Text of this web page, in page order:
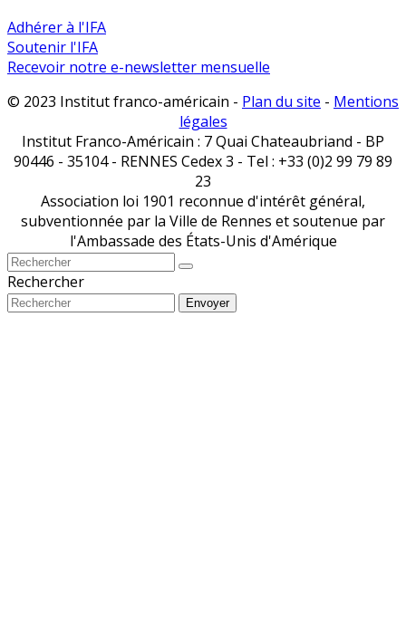
Adhérer à l'IFA
Soutenir l'IFA
Recevoir notre e-newsletter mensuelle
© 2023 Institut franco-américain - Plan du site - Mentions
légales
Institut Franco-Américain : 7 Quai Chateaubriand - BP
90446 - 35104 - RENNES Cedex 3 - Tel : +33 (0)2 99 79 89
23
Association loi 1901 reconnue d'intérêt général,
subventionnée par la Ville de Rennes et soutenue par
l'Ambassade des États-Unis d'Amérique
Rechercher
Envoyer